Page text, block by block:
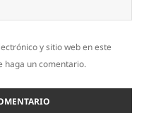
y sitio web en este
haga un comentario.